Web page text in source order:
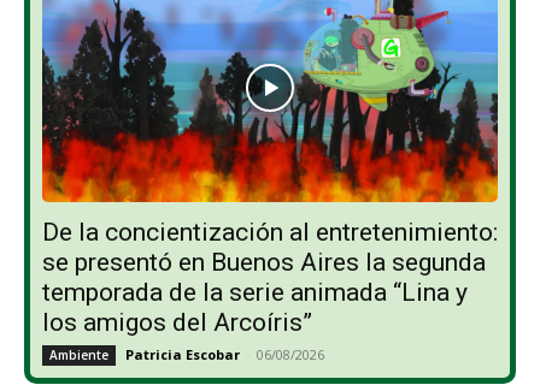
De la concientización al entretenimiento:
se presentó en Buenos Aires la segunda
temporada de la serie animada “Lina y
los amigos del Arcoíris”
Ambiente Patricia Escobar - 06/08/2026